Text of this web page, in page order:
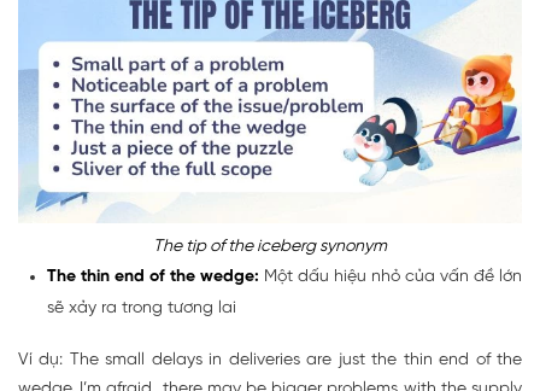
The tip of the iceberg synonym
The thin end of the wedge: Một dấu hiệu nhỏ của vấn đề lớn
sẽ xảy ra trong tương lai
Ví dụ: The small delays in deliveries are just the thin end of the